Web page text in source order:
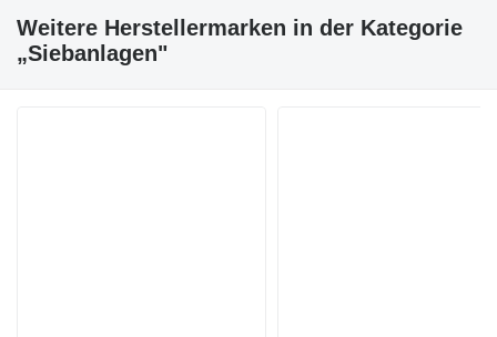
Weitere Herstellermarken in der Kategorie
„Siebanlagen‎"